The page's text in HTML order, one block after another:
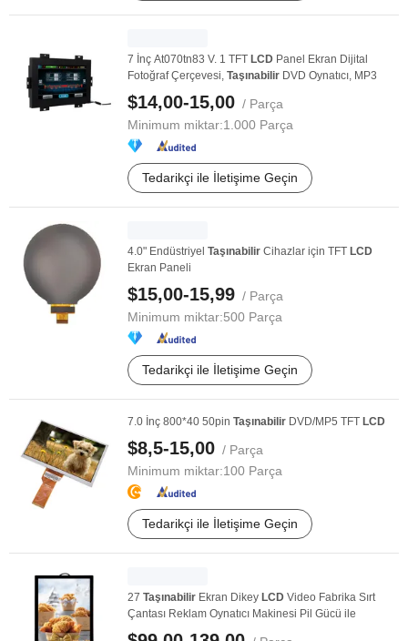
7 İnç At070tn83 V. 1 TFT LCD Panel Ekran Dijital
Fotoğraf Çerçevesi, Taşınabilir DVD Oynatıcı, MP3
$14,00-15,00 / Parça
Minimum miktar:1.000 Parça
Tedarikçi ile İletişime Geçin
4.0" Endüstriyel Taşınabilir Cihazlar için TFT LCD
Ekran Paneli
$15,00-15,99 / Parça
Minimum miktar:500 Parça
Tedarikçi ile İletişime Geçin
7.0 İnç 800*40 50pin Taşınabilir DVD/MP5 TFT LCD
$8,5-15,00 / Parça
Minimum miktar:100 Parça
Tedarikçi ile İletişime Geçin
27 Taşınabilir Ekran Dikey LCD Video Fabrika Sırt
Çantası Reklam Oynatıcı Makinesi Pil Gücü ile